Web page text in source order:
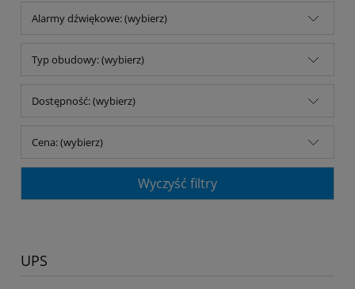
Alarmy dźwiękowe: (wybierz)
Typ obudowy: (wybierz)
Dostępność: (wybierz)
Cena: (wybierz)
Wyczyść filtry
UPS